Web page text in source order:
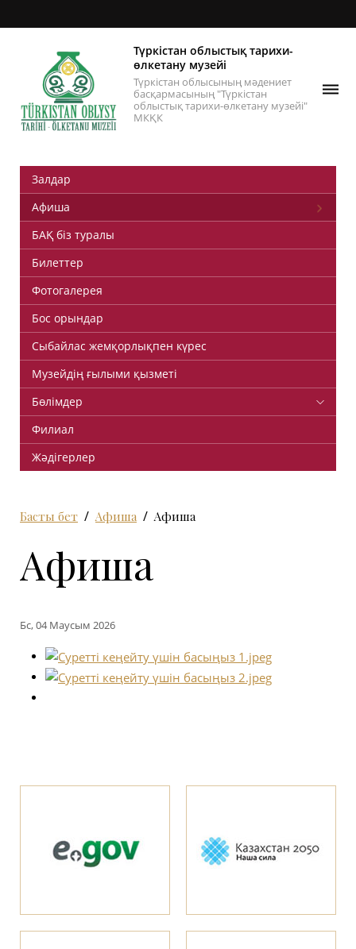
Түркістан облыстық тарихи-
өлкетану музейі
Түркістан облысының мәдениет
басқармасының "Түркістан
облыстық тарихи-өлкетану музейі"
МКҚК
Залдар
Афиша
БАҚ біз туралы
Билеттер
Фотогалерея
Бос орындар
Сыбайлас жемқорлықпен күрес
Музейдің ғылыми қызметі
Бөлімдер
Филиал
Жәдігерлер
Басты бет Афиша Афиша
Афиша
Бс, 04 Маусым 2026